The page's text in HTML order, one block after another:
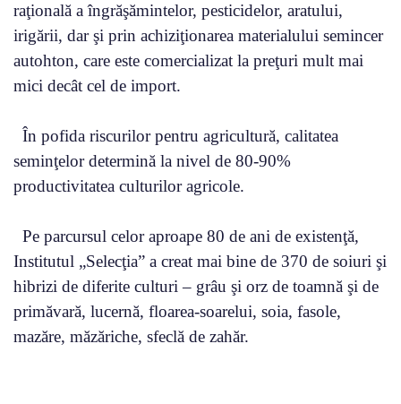
raţională a îngrăşămintelor, pesticidelor, aratului,
irigării, dar şi prin achiziţionarea materialului semincer
autohton, care este comercializat la preţuri mult mai
mici decât cel de import.
În pofida riscurilor pentru agricultură, calitatea
seminţelor determină la nivel de 80-90%
productivitatea culturilor agricole.
Pe parcursul celor aproape 80 de ani de existenţă,
Institutul „Selecţia” a creat mai bine de 370 de soiuri şi
hibrizi de diferite culturi – grâu şi orz de toamnă şi de
primăvară, lucernă, floarea-soarelui, soia, fasole,
mazăre, măzăriche, sfeclă de zahăr.